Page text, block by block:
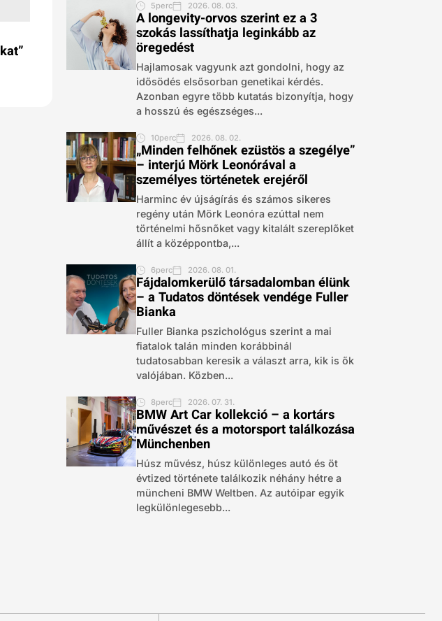
5perc 2026. 08. 03.
A longevity-orvos szerint ez a 3
szokás lassíthatja leginkább az
öregedést
Hajlamosak vagyunk azt gondolni, hogy az
idősödés elsősorban genetikai kérdés.
Azonban egyre több kutatás bizonyítja, hogy
a hosszú és egészséges...
10perc 2026. 08. 02.
„Minden felhőnek ezüstös a szegélye”
– interjú Mörk Leonórával a
személyes történetek erejéről
Harminc év újságírás és számos sikeres
regény után Mörk Leonóra ezúttal nem
történelmi hősnőket vagy kitalált szereplőket
állít a középpontba,...
6perc 2026. 08. 01.
Fájdalomkerülő társadalomban élünk
– a Tudatos döntések vendége Fuller
Bianka
Fuller Bianka pszichológus szerint a mai
fiatalok talán minden korábbinál
tudatosabban keresik a választ arra, kik is ők
valójában. Közben...
8perc 2026. 07. 31.
BMW Art Car kollekció – a kortárs
művészet és a motorsport találkozása
Münchenben
Húsz művész, húsz különleges autó és öt
évtized története találkozik néhány hétre a
müncheni BMW Weltben. Az autóipar egyik
legkülönlegesebb...